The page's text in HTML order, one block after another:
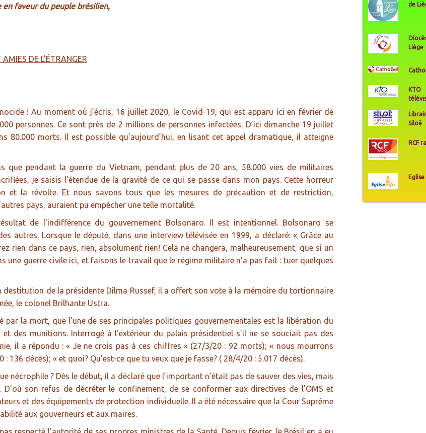
de
Liège
KTO
Siloë
RCF
en faveur du peuple brésilien,
DE L’ÉTRANGER
! Au moment où j’écris, 16 juillet 2020, le Covid-19, qui est apparu ici en février de
personnes. Ce sont près de 2 millions de personnes infectées. D’ici dimanche 19 juillet
80.000 morts. Il est possible qu’aujourd’hui, en lisant cet appel dramatique, il atteigne
que pendant la guerre du Vietnam, pendant plus de 20 ans, 58.000 vies de militaires
je saisis l'étendue de la gravité de ce qui se passe dans mon pays. Cette horreur
et la révolte. Et nous savons tous que les mesures de précaution et de restriction,
pays, auraient pu empêcher une telle mortalité.
de l'indifférence du gouvernement Bolsonaro. Il est intentionnel. Bolsonaro se
autres. Lorsque le député, dans une interview télévisée en 1999, a déclaré: « Grâce au
rien dans ce pays, rien, absolument rien! Cela ne changera, malheureusement, que si un
une guerre civile ici, et faisons le travail que le régime militaire n'a pas fait : tuer quelques
destitution de la présidente Dilma Russef, il a offert son vote à la mémoire du tortionnaire
le colonel Brilhante Ustra.
par la mort, que l'une de ses principales politiques gouvernementales est la libération du
et des munitions. Interrogé à l'extérieur du palais présidentiel s'il ne se souciait pas des
il a répondu : « Je ne crois pas à ces chiffres » (27/3/20 : 92 morts); « nous mourrons
136 décès); « et quoi? Qu'est-ce que tu veux que je fasse? ( 28/4/20 : 5.017 décès).
nécrophile ? Dès le début, il a déclaré que l’important n’était pas de sauver des vies, mais
D'où son refus de décréter le confinement, de se conformer aux directives de l’OMS et
et des équipements de protection individuelle. Il a été nécessaire que la Cour Suprême
aux gouverneurs et aux maires.